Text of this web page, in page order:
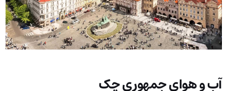
آب و هوای جمهوری چک